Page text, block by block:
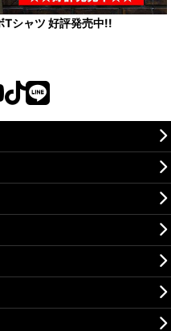
Tシャツ 好評発売中!!